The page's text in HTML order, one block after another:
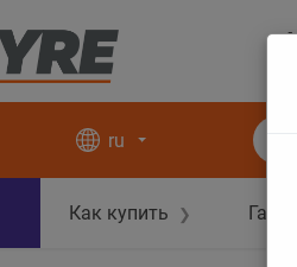
ru
Как купить ❯